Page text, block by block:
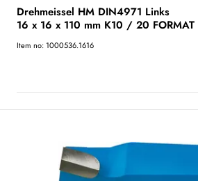
Drehmeissel HM DIN4971 Links
16 x 16 x 110 mm K10 / 20 FORMAT
Item no: 1000536.1616